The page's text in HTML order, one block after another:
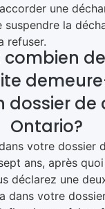
une
la
refuser.
combien
dossier de
Ontario?
votre dossier
ans, après
déclarez une
dans votre